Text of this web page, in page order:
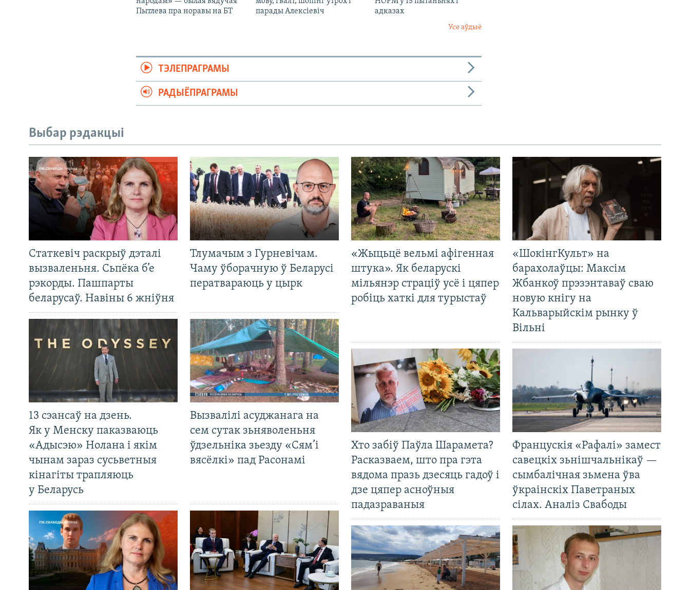
Пытлева пра норавы на БТ
парады Алексіевіч
адказах
Усе аўдыё
ТЭЛЕПРАГРАМЫ
РАДЫЁПРАГРАМЫ
Выбар рэдакцыі
Статкевіч раскрыў дэталі
вызваленьня. Сьпёка б’е
рэкорды. Пашпарты
беларусаў. Навіны 6 жніўня
Тлумачым з Гурневічам.
Чаму ўборачную ў Беларусі
ператвараюць у цырк
13 сэансаў на дзень.
Як у Менску паказваюць
«Адысэю» Нолана і якім
чынам зараз сусьветныя
кінагіты трапляюць
у Беларусь
Вызвалілі асуджанага на
сем сутак зьняволеньня
ўдзельніка зьезду «Сям’і
вясёлкі» пад Расонамі
«Жыцьцё вельмі афігенная
штука». Як беларускі
мільянэр страціў усё і цяпер
робіць хаткі для турыстаў
«ШокінгКульт» на
барахолаўцы: Максім
Жбанкоў прэзэнтаваў сваю
новую кнігу на
Кальварыйскім рынку ў
Вільні
Хто забіў Паўла Шарамета?
Расказваем, што пра гэта
вядома празь дзесяць гадоў і
дзе цяпер асноўныя
падазраваныя
Францускія «Рафалі» замест
савецкіх зьнішчальнікаў —
сымбалічная зьмена ўва
ўкраінскіх Паветраных
сілах. Аналіз Свабоды